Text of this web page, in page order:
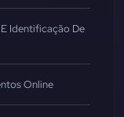
Identificação De
Online